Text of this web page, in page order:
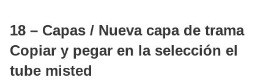
18 – Capas / Nueva capa de trama
Copiar y pegar en la selección el
tube misted